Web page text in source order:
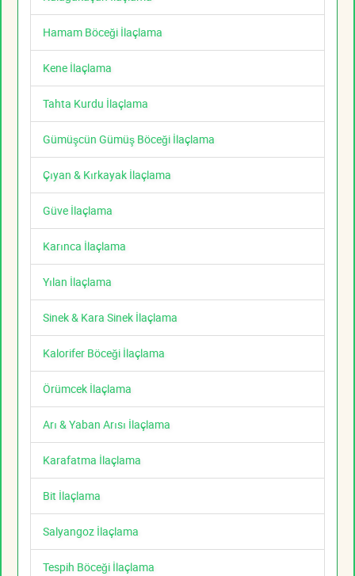
Hamam Böceği İlaçlama
Kene İlaçlama
Tahta Kurdu İlaçlama
Gümüşcün Gümüş Böceği İlaçlama
Çıyan & Kırkayak İlaçlama
Güve İlaçlama
Karınca İlaçlama
Yılan İlaçlama
Sinek & Kara Sinek İlaçlama
Kalorifer Böceği İlaçlama
Örümcek İlaçlama
Arı & Yaban Arısı İlaçlama
Karafatma İlaçlama
Bit İlaçlama
Salyangoz İlaçlama
Tespih Böceği İlaçlama